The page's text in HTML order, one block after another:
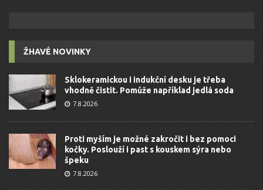
ŽHAVÉ NOVINKY
Sklokeramickou i indukční desku je třeba
vhodně čistit. Pomůže například jedlá soda
7.8.2026
Proti myším je možné zakročit i bez pomoci
kočky. Poslouží i past s kouskem sýra nebo
špeku
7.8.2026